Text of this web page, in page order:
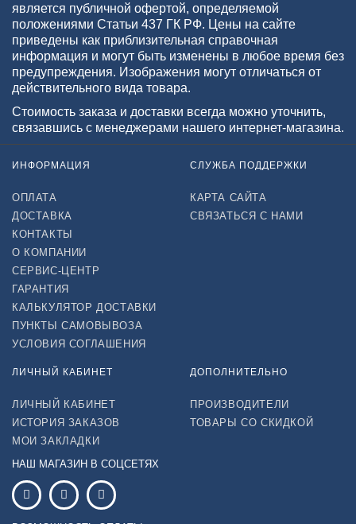
является публичной офертой, определяемой
положениями Статьи 437 ГК РФ. Цены на сайте
приведены как приблизительная справочная
информация и могут быть изменены в любое время без
предупреждения. Изображения могут отличаться от
действительного вида товара.
Стоимость заказа и доставки всегда можно уточнить,
связавшись с менеджерами нашего интернет-магазина.
ИНФОРМАЦИЯ
ОПЛАТА
ДОСТАВКА
КОНТАКТЫ
О КОМПАНИИ
СЕРВИС-ЦЕНТР
ГАРАНТИЯ
КАЛЬКУЛЯТОР ДОСТАВКИ
ПУНКТЫ САМОВЫВОЗА
УСЛОВИЯ СОГЛАШЕНИЯ
СЛУЖБА ПОДДЕРЖКИ
КАРТА САЙТА
СВЯЗАТЬСЯ С НАМИ
ЛИЧНЫЙ КАБИНЕТ
ЛИЧНЫЙ КАБИНЕТ
ИСТОРИЯ ЗАКАЗОВ
МОИ ЗАКЛАДКИ
ДОПОЛНИТЕЛЬНО
ПРОИЗВОДИТЕЛИ
ТОВАРЫ СО СКИДКОЙ
НАШ МАГАЗИН В СОЦСЕТЯХ